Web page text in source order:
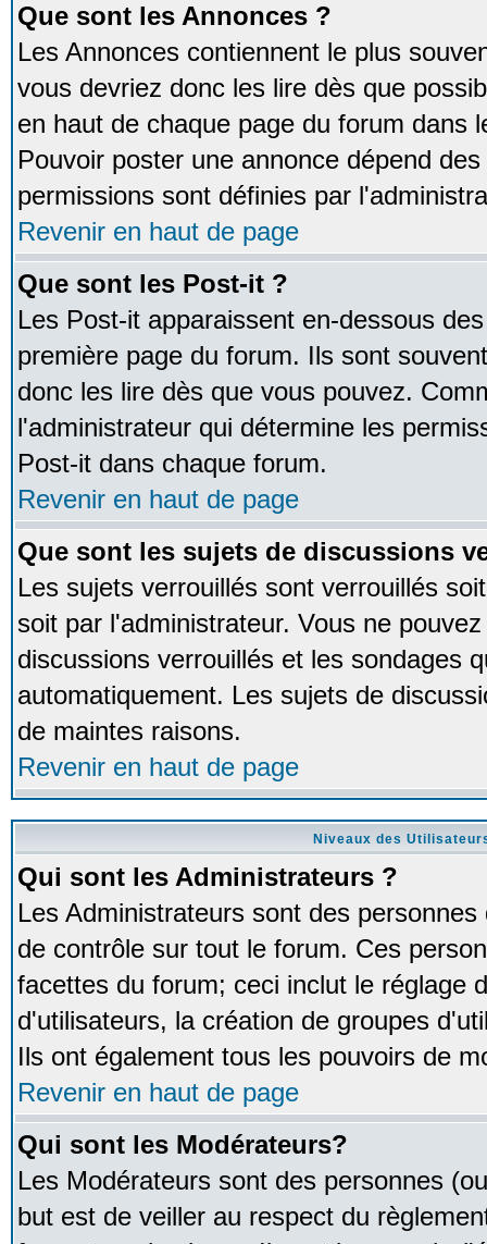
Que sont les Annonces ?
Les Annonces contiennent le plus
vous devriez donc les lire dès que
en haut de chaque page du forum dans
Pouvoir poster une annonce dépend
permissions sont définies par
Revenir en haut de page
Que sont les Post-it ?
Les Post-it apparaissent en-dessous
première page du forum. Ils sont
donc les lire dès que vous pouvez.
l'administrateur qui détermine les
Post-it dans chaque forum.
Revenir en haut de page
Que sont les sujets de discussions
Les sujets verrouillés sont verrouillés
soit par l'administrateur. Vous ne
discussions verrouillés et les sondages
automatiquement. Les sujets de
de maintes raisons.
Revenir en haut de page
Niveaux des
Qui sont les Administrateurs ?
Les Administrateurs sont des
de contrôle sur tout le forum. Ces
facettes du forum; ceci inclut le réglage
d'utilisateurs, la création de groupes
Ils ont également tous les pouvoirs de
Revenir en haut de page
Qui sont les Modérateurs?
Les Modérateurs sont des personnes
but est de veiller au respect du